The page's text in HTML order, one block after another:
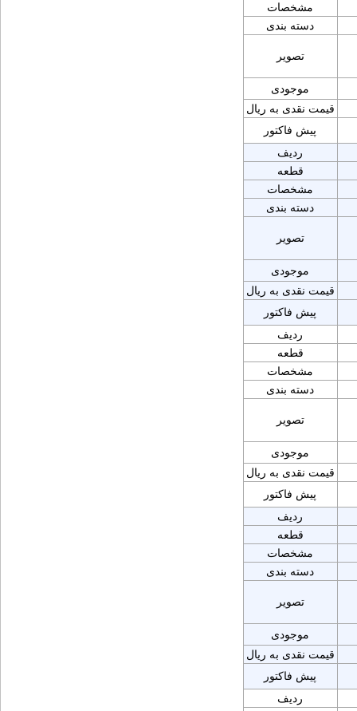
مشخصات
دسته بندی
تصویر
موجودی
قیمت نقدی به ریال
پیش فاکتور
ردیف
قطعه
مشخصات
دسته بندی
تصویر
موجودی
قیمت نقدی به ریال
پیش فاکتور
ردیف
قطعه
مشخصات
دسته بندی
تصویر
موجودی
قیمت نقدی به ریال
پیش فاکتور
ردیف
قطعه
مشخصات
دسته بندی
تصویر
موجودی
قیمت نقدی به ریال
پیش فاکتور
ردیف